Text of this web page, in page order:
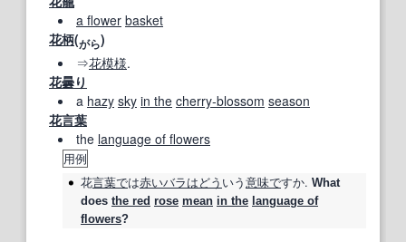
a flower basket
花柄(がら)
⇒花模様.
花曇り
a hazy sky in the cherry‐blossom season
花言葉
the language of flowers
用例
花言葉では赤いバラはどう いう意味ですか. What
does the red rose mean in the language of
flowers?